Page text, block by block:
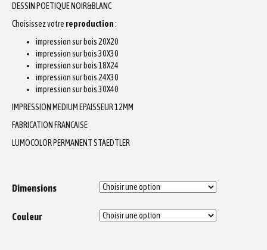
DESSIN POETIQUE NOIR&BLANC
Choisissez votre reproduction:
impression sur bois 20X20
impression sur bois 30X30
impression sur bois 18X24
impression sur bois 24X30
impression sur bois 30X40
IMPRESSION MEDIUM EPAISSEUR 12MM
FABRICATION FRANCAISE
LUMOCOLOR PERMANENT STAEDTLER
Dimensions
Couleur